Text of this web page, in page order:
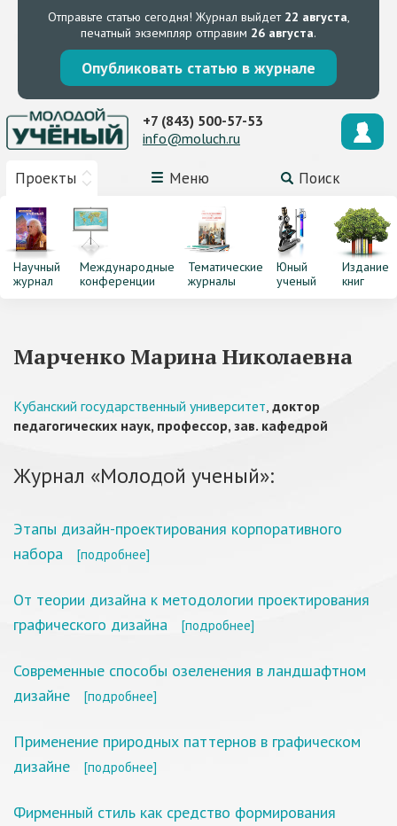
Отправьте статью сегодня! Журнал выйдет 22 августа,
печатный экземпляр отправим 26 августа.
Опубликовать статью в журнале
Проекты Меню Поиск
+7 (843) 500-57-53
info@moluch.ru
Научный
журнал
Международные
конференции
Тематические
журналы
Юный
ученый
Издание
книг
Марченко Марина Николаевна
Кубанский государственный университет, доктор
педагогических наук, профессор, зав. кафедрой
Журнал «Молодой ученый»:
Этапы дизайн-проектирования корпоративного
набора
[подробнее]
От теории дизайна к методологии проектирования
графического дизайна
[подробнее]
Современные способы озеленения в ландшафтном
дизайне
[подробнее]
Применение природных паттернов в графическом
дизайне
[подробнее]
Фирменный стиль как средство формирования